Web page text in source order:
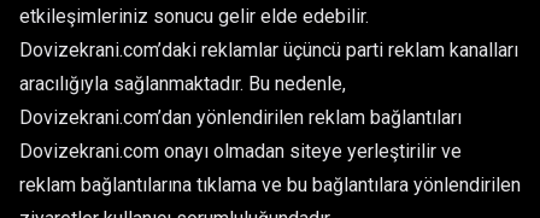
etkileşimleriniz sonucu gelir elde edebilir.
Dovizekrani.com’daki reklamlar üçüncü parti reklam kanalları
aracılığıyla sağlanmaktadır. Bu nedenle,
Dovizekrani.com’dan yönlendirilen reklam bağlantıları
Dovizekrani.com onayı olmadan siteye yerleştirilir ve
reklam bağlantılarına tıklama ve bu bağlantılara yönlendirilen